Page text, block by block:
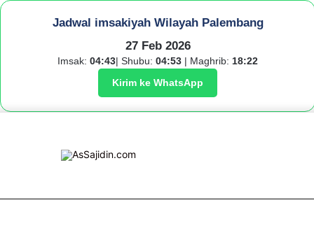
Jadwal imsakiyah Wilayah Palembang
27 Feb 2026
Imsak: 04:43| Shubu: 04:53 | Maghrib: 18:22
Kirim ke WhatsApp